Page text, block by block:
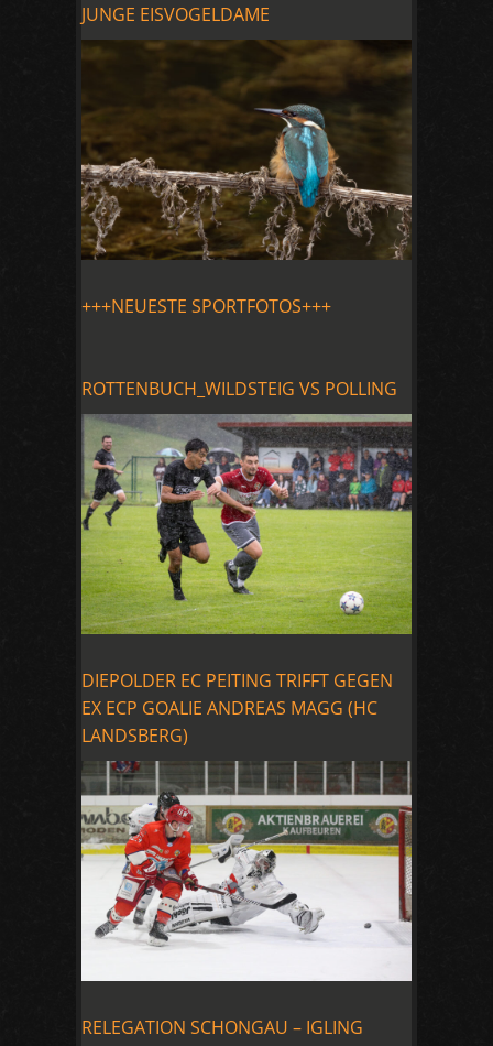
JUNGE EISVOGELDAME
+++NEUESTE SPORTFOTOS+++
ROTTENBUCH_WILDSTEIG VS POLLING
DIEPOLDER EC PEITING TRIFFT GEGEN
EX ECP GOALIE ANDREAS MAGG (HC
LANDSBERG)
RELEGATION SCHONGAU – IGLING